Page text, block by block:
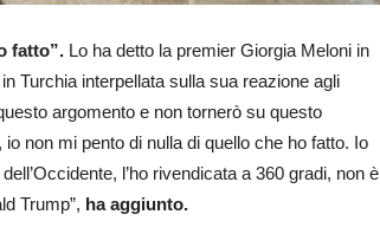
fatto”. Lo ha detto la premier Giorgia Meloni in
Turchia interpellata sulla sua reazione agli
argomento e non tornerò su questo
non mi pento di nulla di quello che ho fatto. Io
l’ho rivendicata a 360 gradi, non è
Trump”, ha aggiunto.